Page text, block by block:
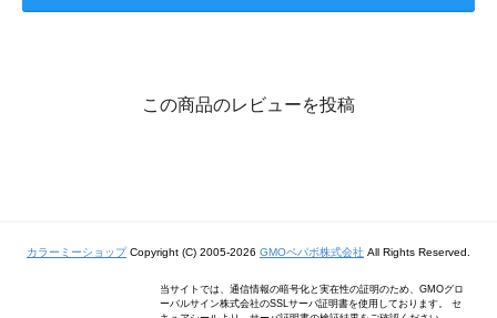
この商品のレビューを投稿
カラーミーショップCopyright (C) 2005-2026 GMOペパボ株式会社 All Rights Reserved.
当サイトでは、通信情報の暗号化と実在性の証明のため、GMOグロ
ーバルサイン株式会社のSSLサーバ証明書を使用しております。 セ